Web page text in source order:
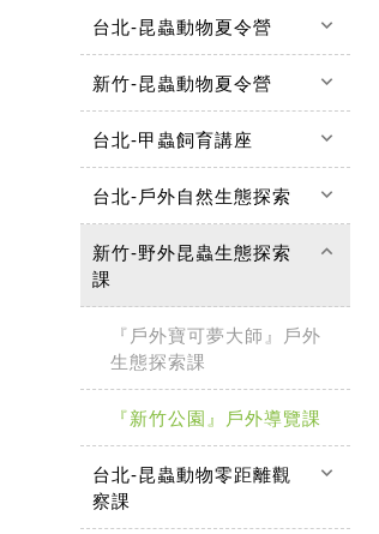
台北-昆蟲動物夏令營 keyboard_arrow_down
新竹-昆蟲動物夏令營 keyboard_arrow_down
台北-甲蟲飼育講座 keyboard_arrow_down
台北-戶外自然生態探索 keyboard_arrow_down
新竹-野外昆蟲生態探索
課
keyboard_arrow_up
『戶外寶可夢大師』戶外
生態探索課
『新竹公園』戶外導覽課
台北-昆蟲動物零距離觀
察課
keyboard_arrow_down